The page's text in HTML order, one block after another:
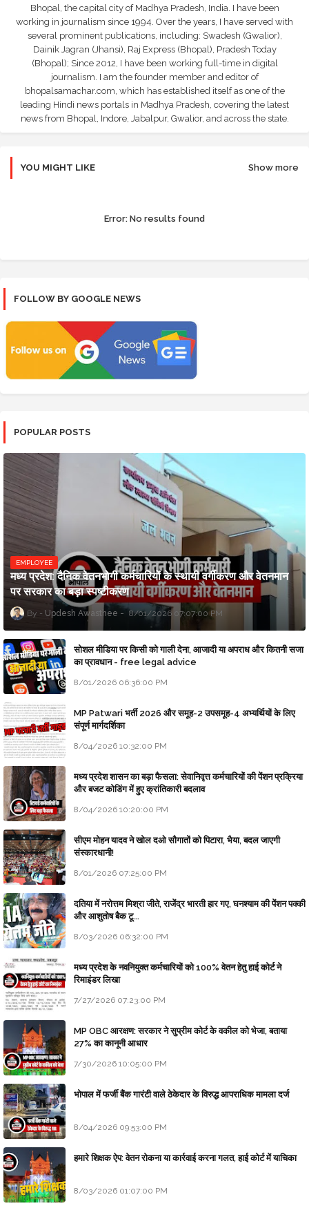
Bhopal, the capital city of Madhya Pradesh, India. I have been
working in journalism since 1994. Over the years, I have served with
several prominent publications, including: Swadesh (Gwalior),
Dainik Jagran (Jhansi), Raj Express (Bhopal), Pradesh Today
(Bhopal); Since 2012, I have been working full-time in digital
journalism. I am the founder member and editor of
bhopalsamachar.com, which has established itself as one of the
leading Hindi news portals in Madhya Pradesh, covering the latest
news from Bhopal, Indore, Jabalpur, Gwalior, and across the state.
YOU MIGHT LIKE Show more
Error: No results found
FOLLOW BY GOOGLE NEWS
POPULAR POSTS
EMPLOYEE
मध्य प्रदेश: दैनिक वेतनभोगी कर्मचारियों के स्थायी वर्गीकरण और वेतनमान
पर सरकार का बड़ा स्पष्टीकरण
Updesh Awasthee 8/01/2026 07:07:00 PM
सोशल मीडिया पर किसी को गाली देना, आजादी या अपराध और कितनी सजा
का प्रावधान - free legal advice
8/01/2026 06:36:00 PM
MP Patwari भर्ती 2026 और समूह-2 उपसमूह-4 अभ्यर्थियों के लिए
संपूर्ण मार्गदर्शिका
8/04/2026 10:32:00 PM
मध्य प्रदेश शासन का बड़ा फैसला: सेवानिवृत्त कर्मचारियों की पेंशन प्रक्रिया
और बजट कोडिंग में हुए क्रांतिकारी बदलाव
8/04/2026 10:20:00 PM
सीएम मोहन यादव ने खोल दओ सौगातों को पिटारा, भैया, बदल जाएगी
संस्कारधानी!
8/01/2026 07:25:00 PM
दतिया में नरोत्तम मिश्रा जीते, राजेंद्र भारती हार गए, घनश्याम की पेंशन पक्की
और आशुतोष बैक टू...
8/03/2026 06:32:00 PM
मध्य प्रदेश के नवनियुक्त कर्मचारियों को 100% वेतन हेतु हाई कोर्ट ने
रिमाइंडर लिखा
7/27/2026 07:23:00 PM
MP OBC आरक्षण: सरकार ने सुप्रीम कोर्ट के वकील को भेजा, बताया
27% का कानूनी आधार
7/30/2026 10:05:00 PM
भोपाल में फर्जी बैंक गारंटी वाले ठेकेदार के विरुद्ध आपराधिक मामला दर्ज
8/04/2026 09:53:00 PM
हमारे शिक्षक ऐप: वेतन रोकना या कार्रवाई करना गलत, हाई कोर्ट में याचिका
8/03/2026 01:07:00 PM